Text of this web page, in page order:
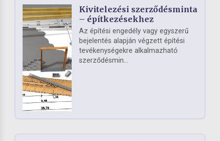
Kivitelezési szerződésminta
– építkezésekhez
Az építési engedély vagy egyszerű
bejelentés alapján végzett építési
tevékenységekre alkalmazható
szerződésmin...